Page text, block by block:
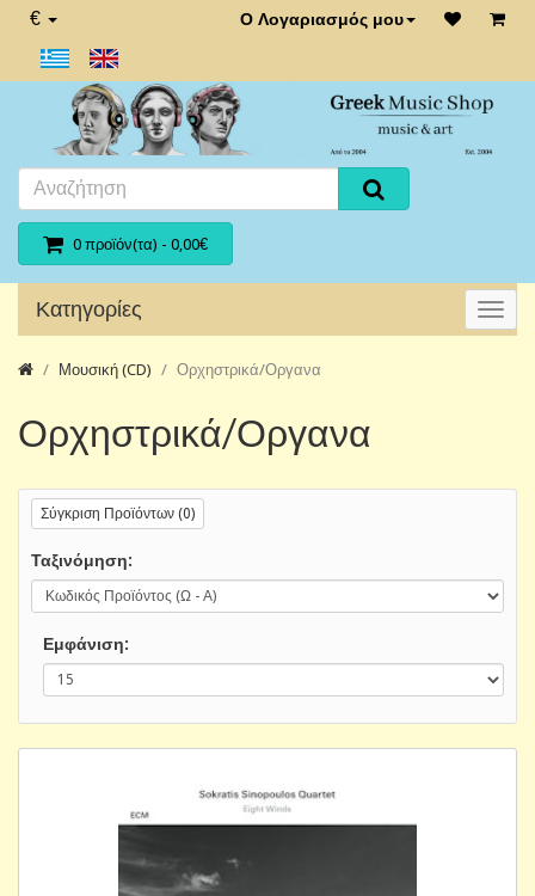
€ Ο Λογαριασμός μου
0 προϊόν(τα) - 0,00€
Κατηγορίες
Μουσική (CD) Ορχηστρικά/Οργανα
Ορχηστρικά/Οργανα
Σύγκριση Προϊόντων (0)
Ταξινόμηση:
Εμφάνιση: